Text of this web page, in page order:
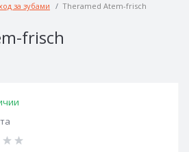
за зубами Theramed Atem-frisch
frisch